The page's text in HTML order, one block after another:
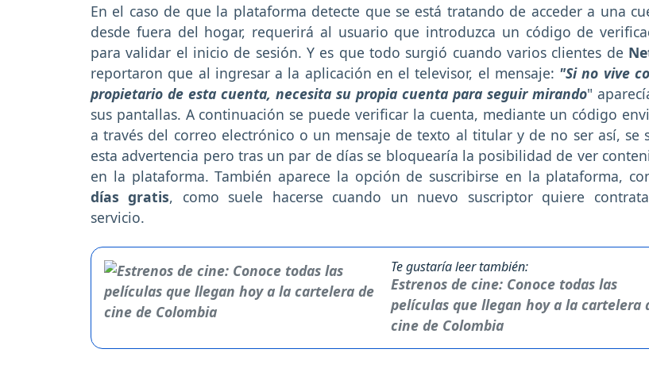
En el caso de que la plataforma detecte que se está tratando de acceder a una
desde fuera del hogar, requerirá al usuario que introduzca un código de
para validar el inicio de sesión. Y es que todo surgió cuando varios clientes de
reportaron que al ingresar a la aplicación en el televisor, el mensaje: "Si no vive
propietario de esta cuenta, necesita su propia cuenta para seguir mirando"
sus pantallas. A continuación se puede verificar la cuenta, mediante un código
a través del correo electrónico o un mensaje de texto al titular y de no ser así, se
esta advertencia pero tras un par de días se bloquearía la posibilidad de ver
en la plataforma. También aparece la opción de suscribirse en la plataforma,
días gratis, como suele hacerse cuando un nuevo suscriptor quiere
servicio.
Te gustaría leer también:
Estrenos de cine: Conoce todas las
películas que llegan hoy a la cartelera
cine de Colombia